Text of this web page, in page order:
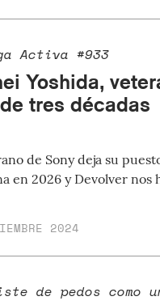
Activa #933
Yoshida,
tres décadas
de Sony deja su
en 2026 y Devolver nos
2024
de pedos como